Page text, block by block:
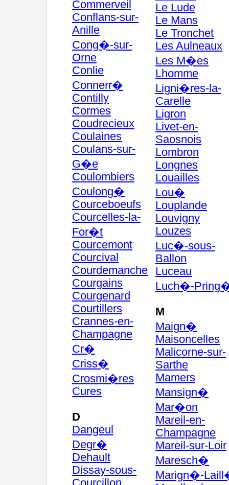
Commerveil
Conflans-sur-
Anille
Cong�-sur-
Orne
Conlie
Connerr�
Contilly
Cormes
Coudrecieux
Coulaines
Coulans-sur-
G�e
Coulombiers
Coulong�
Courceboeufs
Courcelles-la-
For�t
Courcemont
Courcival
Courdemanche
Courgains
Courgenard
Courtillers
Crannes-en-
Champagne
Cr�
Criss�
Crosmi�res
Cures
D
Dangeul
Degr�
Dehault
Dissay-sous-
Le Lude
Le Mans
Le Tronchet
Les Aulneaux
Les M�es
Lhomme
Ligni�res-la-
Carelle
Ligron
Livet-en-
Saosnois
Lombron
Longnes
Louailles
Lou�
Louplande
Louvigny
Louzes
Luc�-sous-
Ballon
Luceau
Luch�-
M
Maign�
Maisoncelles
Malicorne-sur-
Sarthe
Mamers
Mansign�
Mar�on
Mareil-en-
Champagne
Mareil-sur-Loir
Maresch�
Marign�-